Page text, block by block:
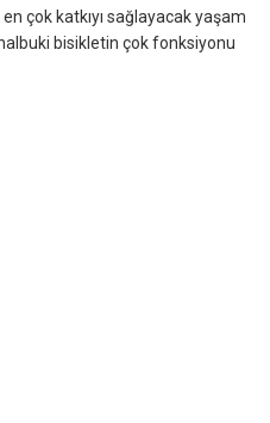
çok katkıyı sağlayacak yaşam
bisikletin çok fonksiyonu